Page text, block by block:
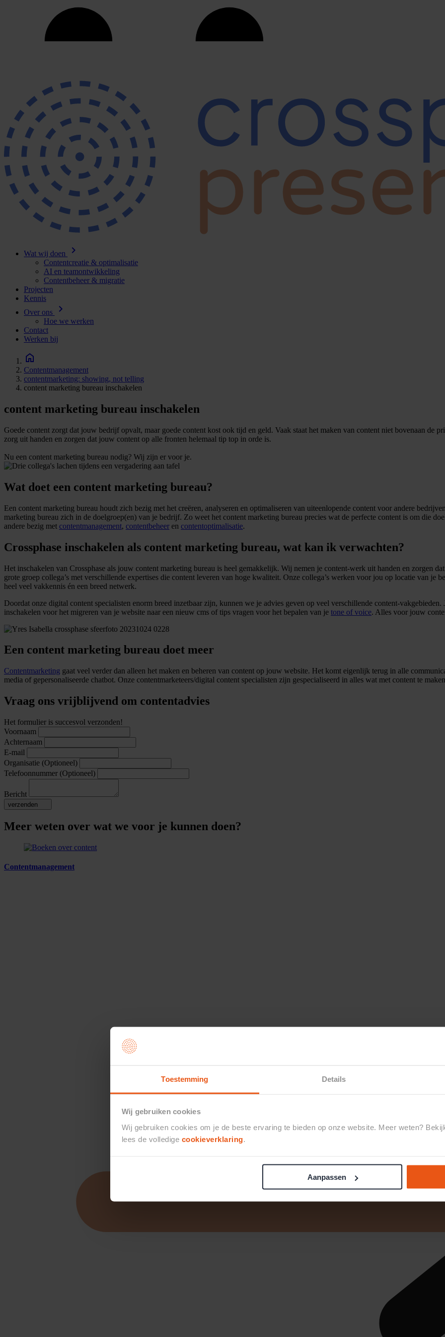
Toestemming Details
Wij gebruiken cookies
Wij gebruiken cookies om je de beste ervaring te bieden op onze website. Meer weten?
lees de volledige cookieverklaring.
Aanpassen
Wat wij doen chevron_right
Contentcreatie & optimalisatie
AI en teamontwikkeling
Contentbeheer & migratie
Projecten
Kennis
Over ons
chevron_right
Hoe we werken
Contact
Werken bij
Contentmanagement
contentmarketing: showing, not telling
content marketing bureau inschakelen
content marketing bureau inschakelen
Goede content zorgt dat jouw bedrijf opvalt, maar goede content kost ook tijd en geld. Vaak staat het maken van content niet bovenaan de
zorg uit handen en zorgen dat jouw content op alle fronten helemaal tip top in orde is.
Nu een content marketing bureau nodig? Wij zijn er voor je.
Wat doet een content marketing bureau?
Een content marketing bureau houdt zich bezig met het creëren, analyseren en optimaliseren van uiteenlopende content voor andere
marketing bureau zich in de doelgroep(en) van je bedrijf. Zo weet het content marketing bureau precies wat de perfecte content is om die
andere bezig met contentmanagement, contentbeheer en contentoptimalisatie.
Crossphase inschakelen als content marketing bureau, wat kan ik verwachten?
Het inschakelen van Crossphase als jouw content marketing bureau is heel gemakkelijk. Wij nemen je content-werk uit handen en zorgen
grote groep collega’s met verschillende expertises die content leveren van hoge kwaliteit. Onze collega’s werken voor jou op locatie van
heel veel vakkennis én een breed netwerk.
Doordat onze digital content specialisten enorm breed inzetbaar zijn, kunnen we je advies geven op veel verschillende content-
inschakelen voor het migreren van je website naar een nieuw cms of tips vragen voor het bepalen van je tone of voice. Alles voor jouw
Een content marketing bureau doet meer
Contentmarketing gaat veel verder dan alleen het maken en beheren van content op jouw website. Het komt eigenlijk terug in alle
media of gepersonaliseerde chatbot. Onze contentmarketeers/digital content specialisten zijn gespecialiseerd in alles wat met content te
Vraag ons vrijblijvend om contentadvies
Het formulier is succesvol verzonden!
Voornaam
Achternaam
E-mail
Organisatie (Optioneel)
Telefoonnummer (Optioneel)
Bericht
verzenden
Meer weten over wat we voor je kunnen doen?
Contentmanagement